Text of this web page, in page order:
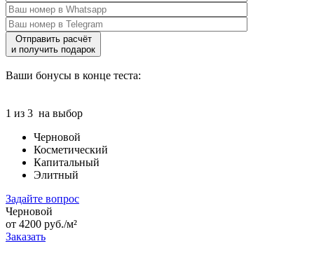
Отправить расчёт
и получить подарок
Ваши бонусы в конце теста:
1 из 3 на выбор
Черновой
Косметический
Капитальный
Элитный
Задайте вопрос
Черновой
от 4200 руб./м²
Заказать